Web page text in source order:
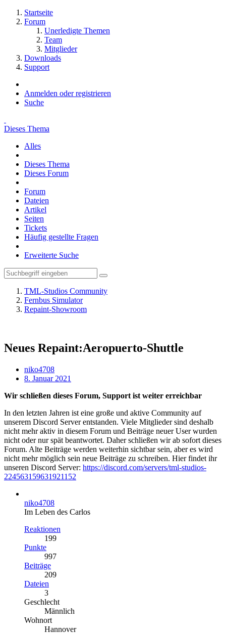
Startseite
Forum
Unerledigte Themen
Team
Mitglieder
Downloads
Support
Anmelden oder registrieren
Suche
Dieses Thema
Alles
Dieses Thema
Dieses Forum
Forum
Dateien
Artikel
Seiten
Tickets
Häufig gestellte Fragen
Erweiterte Suche
TML-Studios Community
Fernbus Simulator
Repaint-Showroom
Neues Repaint:Aeropuerto-Shuttle
niko4708
8. Januar 2021
Wir schließen dieses Forum, Support ist weiter erreichbar
In den letzten Jahren ist eine große und aktive Community auf
unserem Discord Server entstanden. Viele Mitglieder sind deshalb
nicht mehr aktiv in diesem Forum und Beiträge neuer User wurden
nicht oder nur spät beantwortet. Daher schließen wir ab sofort dieses
Forum. Alte Beiträge werden weiterhin sichtbar sein, aber es wird
nicht mehr möglich sein neue Beiträge zu schreiben. Hier findet ihr
unseren Discord Server: https://discord.com/servers/tml-studios-
224563159631921152
niko4708
Im Leben des Carlos
Reaktionen
199
Punkte
997
Beiträge
209
Dateien
3
Geschlecht
Männlich
Wohnort
Hannover